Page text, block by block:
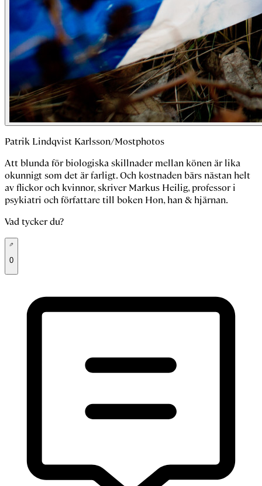
Patrik Lindqvist Karlsson/Mostphotos
Att blunda för biologiska skillnader mellan könen är lika
okunnigt som det är farligt. Och kostnaden bärs nästan helt
av flickor och kvinnor, skriver Markus Heilig, professor i
psykiatri och författare till boken Hon, han & hjärnan.
Vad tycker du?
0